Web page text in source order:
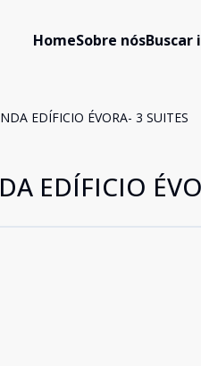
HomeSobre nósBuscar
EDÍFICIO ÉVORA- 3 SUITES
EDÍFICIO